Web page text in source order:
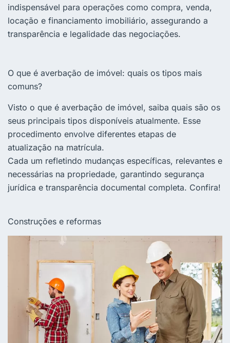
indispensável para operações como compra, venda,
locação e financiamento imobiliário, assegurando a
transparência e legalidade das negociações.
O que é averbação de imóvel: quais os tipos mais
comuns?
Visto o que é averbação de imóvel, saiba quais são os
seus principais tipos disponíveis atualmente. Esse
procedimento envolve diferentes etapas de
atualização na matrícula.
Cada um refletindo mudanças específicas, relevantes e
necessárias na propriedade, garantindo segurança
jurídica e transparência documental completa. Confira!
Construções e reformas